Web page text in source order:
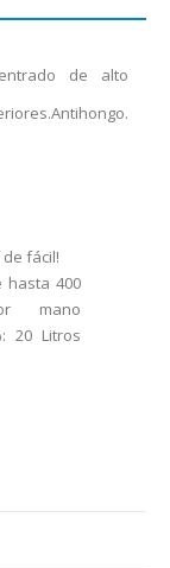
de alto
fácil!
hasta 400
mano
20 Litros